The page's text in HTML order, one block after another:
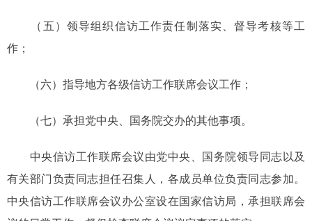
（五）领导组织信访工作责任制落实、督导考核等工
作；
（六）指导地方各级信访工作联席会议工作；
（七）承担党中央、国务院交办的其他事项。
中央信访工作联席会议由党中央、国务院领导同志以及
有关部门负责同志担任召集人，各成员单位负责同志参加。
中央信访工作联席会议办公室设在国家信访局，承担联席会